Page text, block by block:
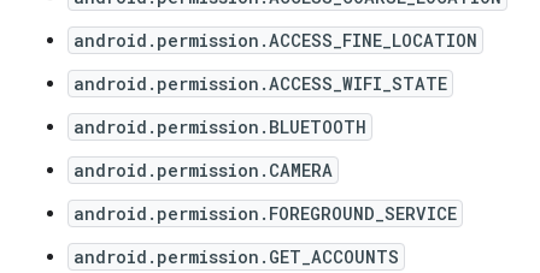
android.permission.ACCESS_FINE_LOCATION
android.permission.ACCESS_WIFI_STATE
android.permission.BLUETOOTH
android.permission.CAMERA
android.permission.FOREGROUND_SERVICE
android.permission.GET_ACCOUNTS